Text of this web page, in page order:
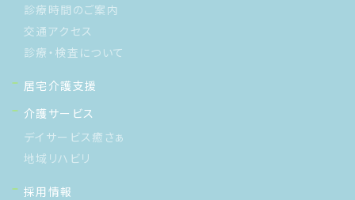
診療時間のご案内
交通アクセス
診療・検査について
居宅介護支援
介護サービス
デイサービス癒さぁ
地域リハビリ
採用情報